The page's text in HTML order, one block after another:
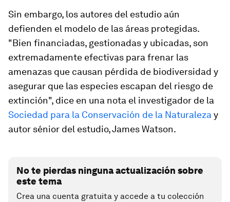
Sin embargo, los autores del estudio aún
defienden el modelo de las áreas protegidas.
"Bien financiadas, gestionadas y ubicadas, son
extremadamente efectivas para frenar las
amenazas que causan pérdida de biodiversidad y
asegurar que las especies escapan del riesgo de
extinción", dice en una nota el investigador de la
Sociedad para la Conservación de la Naturalezay
autor sénior del estudio, James Watson.
No te pierdas ninguna actualización sobre
este tema
Crea una cuenta gratuita y accede a tu colección